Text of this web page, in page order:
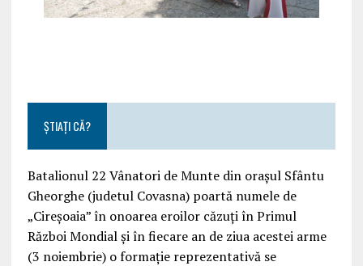
ȘTIAȚI CĂ?
Batalionul 22 Vânatori de Munte din orașul Sfântu
Gheorghe (judetul Covasna) poartă numele de
„Cireșoaia” în onoarea eroilor căzuți în Primul
Război Mondial și în fiecare an de ziua acestei arme
(3 noiembrie) o formație reprezentativă se